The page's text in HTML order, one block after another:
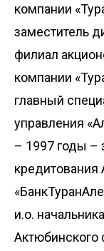
компании
заместитель
филиал
компании
главный
управления
– 1997 годы –
кредитования
и.о.
Актюбинского